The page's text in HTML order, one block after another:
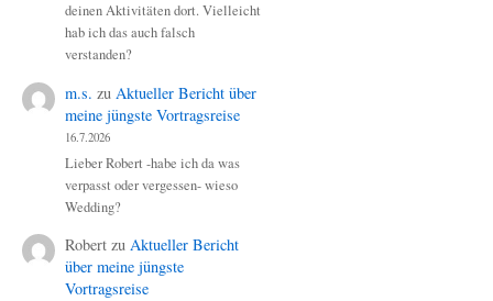
deinen Aktivitäten dort. Vielleicht
hab ich das auch falsch
verstanden?
m.s. zu Aktueller Bericht über
meine jüngste Vortragsreise
16.7.2026
Lieber Robert -habe ich da was
verpasst oder vergessen- wieso
Wedding?
Robert zu Aktueller Bericht
über meine jüngste
Vortragsreise